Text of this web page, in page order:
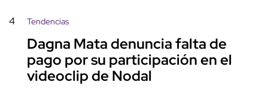
4 Tendencias
Dagna Mata denuncia falta de
pago por su participación en el
videoclip de Nodal